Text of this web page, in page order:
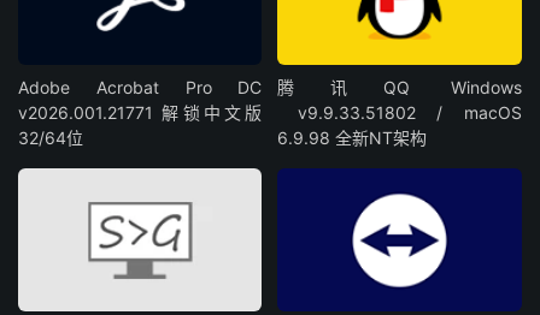
Adobe Acrobat Pro DC
v2026.001.21771 解锁中文版
32/64位
腾讯QQ Windows
v9.9.33.51802 / macOS
6.9.98 全新NT架构